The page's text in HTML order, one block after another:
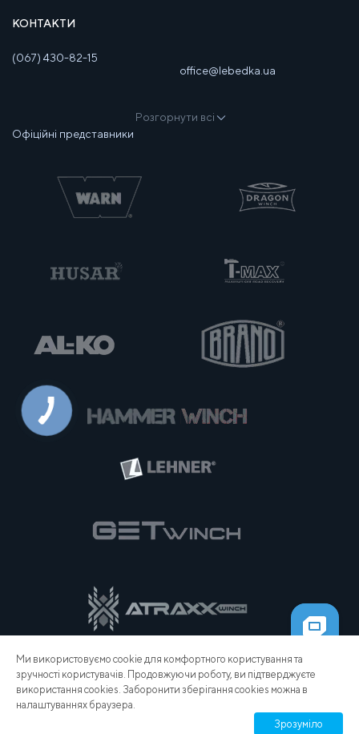
Ми використовуємо cookie для комфортного користування та
зручності користувачів. Продовжуючи роботу, ви підтверджуєте
використання cookies. Заборонити зберігання cookies можна в
налаштуваннях браузера.
Зрозуміло
КОНТАКТИ
(067) 430-82-15
office@lebedka.ua
Розгорнути всі
Офіційні представники